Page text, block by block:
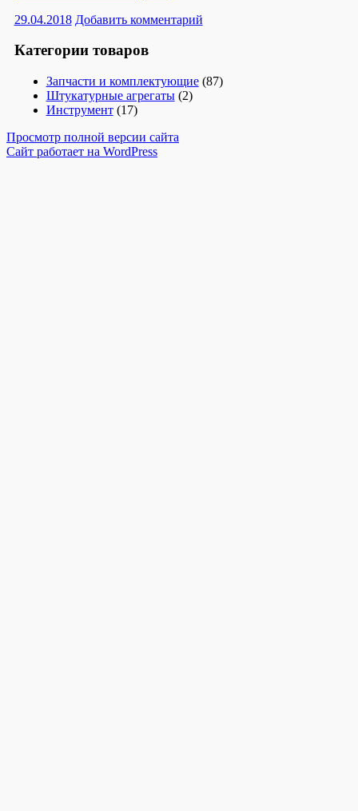
29.04.2018 Добавить комментарий
Категории товаров
Запчасти и комплектующие (87)
Штукатурные агрегаты (2)
Инструмент (17)
Просмотр полной версии сайта
Сайт работает на WordPress